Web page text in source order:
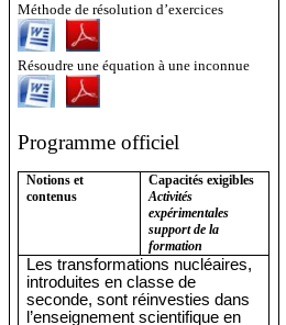
Méthode de résolution d’exercices
Résoudre une équation à une inconnue
Programme officiel
Notions et
contenus
Capacités exigibles
Activités
expérimentales
support de la
formation
Les transformations nucléaires,
introduites en classe de
seconde, sont réinvesties dans
l’enseignement scientifique en